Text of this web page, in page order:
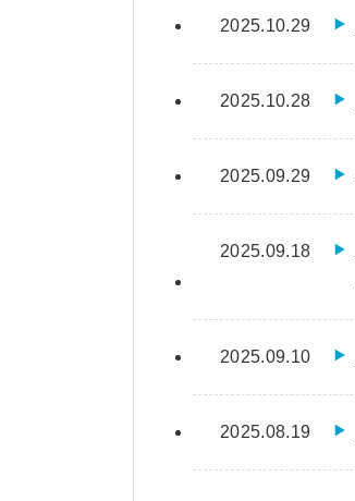
2025.10.29
2025.10.28
2025.09.29
2025.09.18
2025.09.10
2025.08.19